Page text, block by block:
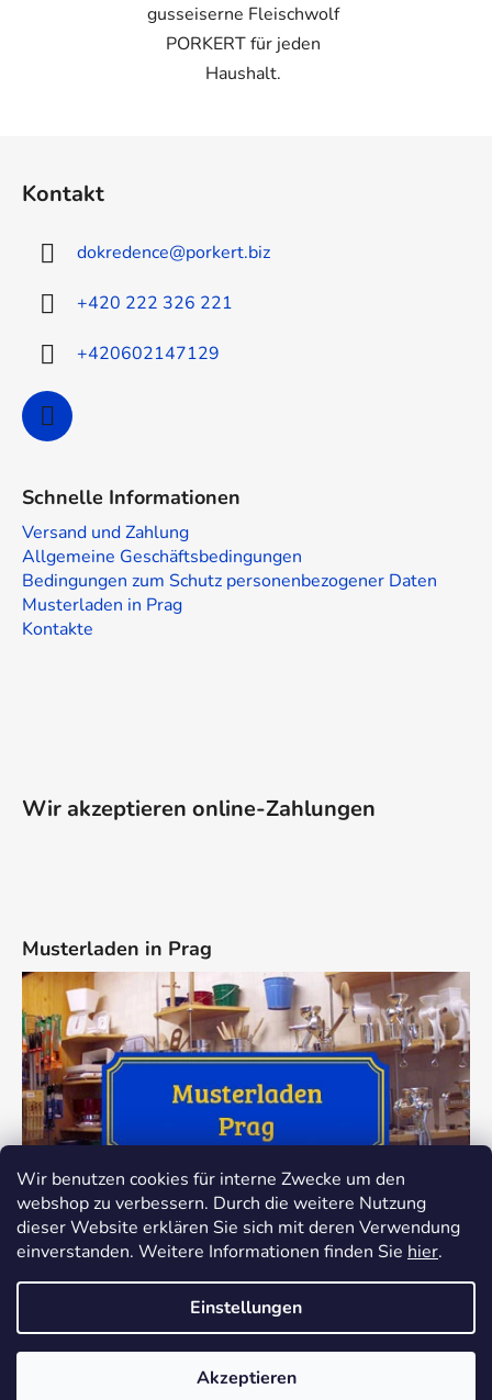
Wir benutzen cookies für interne Zwecke um den
webshop zu verbessern. Durch die weitere Nutzung
dieser Website erklären Sie sich mit deren Verwendung
einverstanden. Weitere Informationen finden Sie hier.
Einstellungen
Akzeptieren
gusseiserne Fleischwolf
PORKERT für jeden
Haushalt.
Kontakt
dokredence@porkert.biz
+420 222 326 221
+420602147129
Schnelle Informationen
Versand und Zahlung
Allgemeine Geschäftsbedingungen
Bedingungen zum Schutz personenbezogener Daten
Musterladen in Prag
Kontakte
Wir akzeptieren online-Zahlungen
Musterladen in Prag
Erstellt von Shoptet
Copyright 2026Dokredence.cz